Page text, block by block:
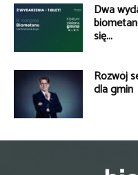
Dwa
się...
Rozwój
dla gmin